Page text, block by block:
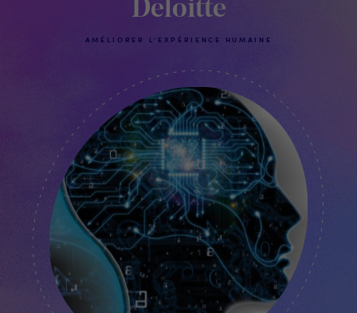
Deloitte
AMÉLIORER L'EXPÉRIENCE HUMAINE